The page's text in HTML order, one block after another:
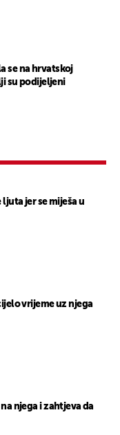
se na hrvatskoj
su podijeljeni
ljuta jer se miješa u
vrijeme uz njega
njega i zahtjeva da